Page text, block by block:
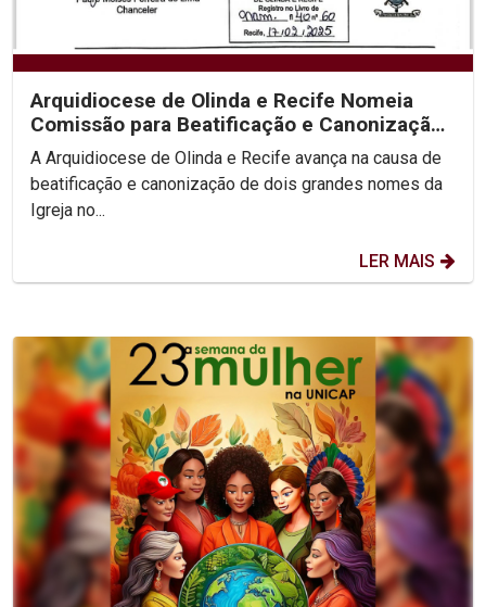
Arquidiocese de Olinda e Recife Nomeia
Comissão para Beatificação e Canonização
de Dom Vital e...
A Arquidiocese de Olinda e Recife avança na causa de
beatificação e canonização de dois grandes nomes da
Igreja no...
LER MAIS